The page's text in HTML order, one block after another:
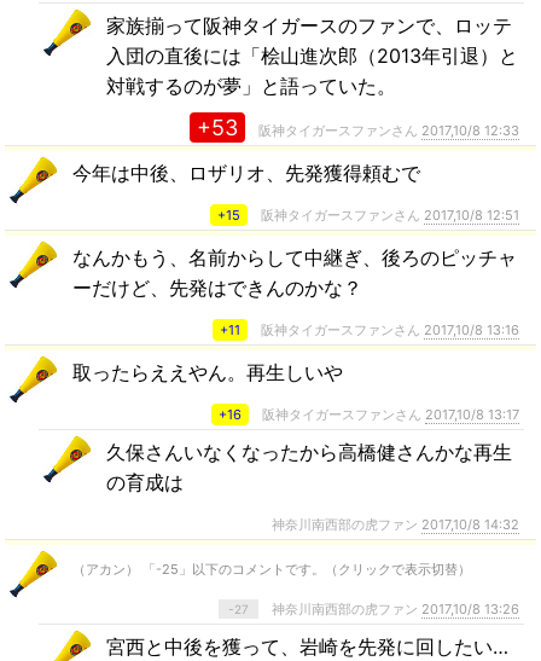
家族揃って阪神タイガースのファンで、ロッテ
入団の直後には「桧山進次郎（2013年引退）と
対戦するのが夢」と語っていた。
+53 阪神タイガースファンさん 2017,10/8 12:33
今年は中後、ロザリオ、先発獲得頼むで
+15 阪神タイガースファンさん 2017,10/8 12:51
なんかもう、名前からして中継ぎ、後ろのピッチャ
ーだけど、先発はできんのかな？
+11 阪神タイガースファンさん 2017,10/8 13:16
取ったらええやん。再生しいや
+16 阪神タイガースファンさん 2017,10/8 13:17
久保さんいなくなったから高橋健さんかな再生
の育成は
神奈川南西部の虎ファン 2017,10/8 14:32
（アカン） 「-25」以下のコメントです。（クリックで表示切替）
-27 神奈川南西部の虎ファン 2017,10/8 13:26
宮西と中後を獲って、岩崎を先発に回したい…